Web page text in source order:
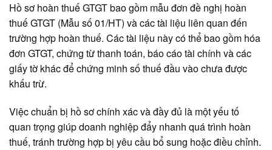
Hồ sơ hoàn thuế GTGT bao gồm mẫu đơn đề nghị hoàn
thuế GTGT (Mẫu số 01/HT) và các tài liệu liên quan đến
trường hợp hoàn thuế. Các tài liệu này có thể bao gồm hóa
đơn GTGT, chứng từ thanh toán, báo cáo tài chính và các
giấy tờ khác để chứng minh số thuế đầu vào chưa được
khấu trừ.
Việc chuẩn bị hồ sơ chính xác và đầy đủ là một yếu tố
quan trọng giúp doanh nghiệp đẩy nhanh quá trình hoàn
thuế, tránh trường hợp bị yêu cầu bổ sung hoặc điều chỉnh.